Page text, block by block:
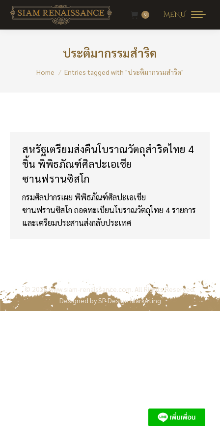
MENU
0
ประติมากรรมสำริด
Home Entries tagged with "ประติมากรรมสำริด"
สหรัฐเตรียมส่งคืนโบราณวัตถุสำริดไทย 4
ชิ้น พิพิธภัณฑ์ศิลปะเอเชีย
ซานฟรานซิสโก
กรมศิลปากรเผย พิพิธภัณฑ์ศิลปะเอเชีย
ซานฟรานซิสโก ถอดทะเบียนโบราณวัตถุไทย 4 รายการ
และเตรียมประสานส่งกลับประเทศ
© 2020www.siam-renaissance.com. All Rights Reserved.
Designed bySP Design Marketing